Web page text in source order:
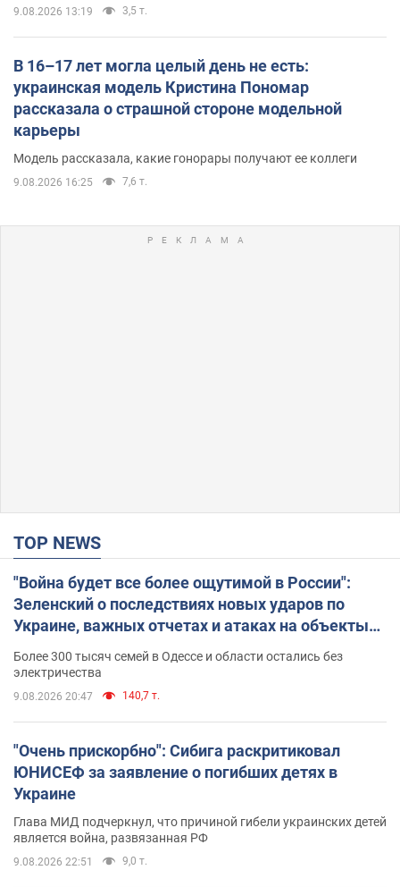
9.08.2026 13:19 3,5 т.
В 16–17 лет могла целый день не есть:
украинская модель Кристина Пономар
рассказала о страшной стороне модельной
карьеры
Модель рассказала, какие гонорары получают ее коллеги
9.08.2026 16:25 7,6 т.
TOP NEWS
"Война будет все более ощутимой в России":
Зеленский о последствиях новых ударов по
Украине, важных отчетах и атаках на объекты
противника. Видео
Более 300 тысяч семей в Одессе и области остались без
электричества
9.08.2026 20:47 140,7 т.
"Очень прискорбно": Сибига раскритиковал
ЮНИСЕФ за заявление о погибших детях в
Украине
Глава МИД подчеркнул, что причиной гибели украинских детей
является война, развязанная РФ
9.08.2026 22:51 9,0 т.